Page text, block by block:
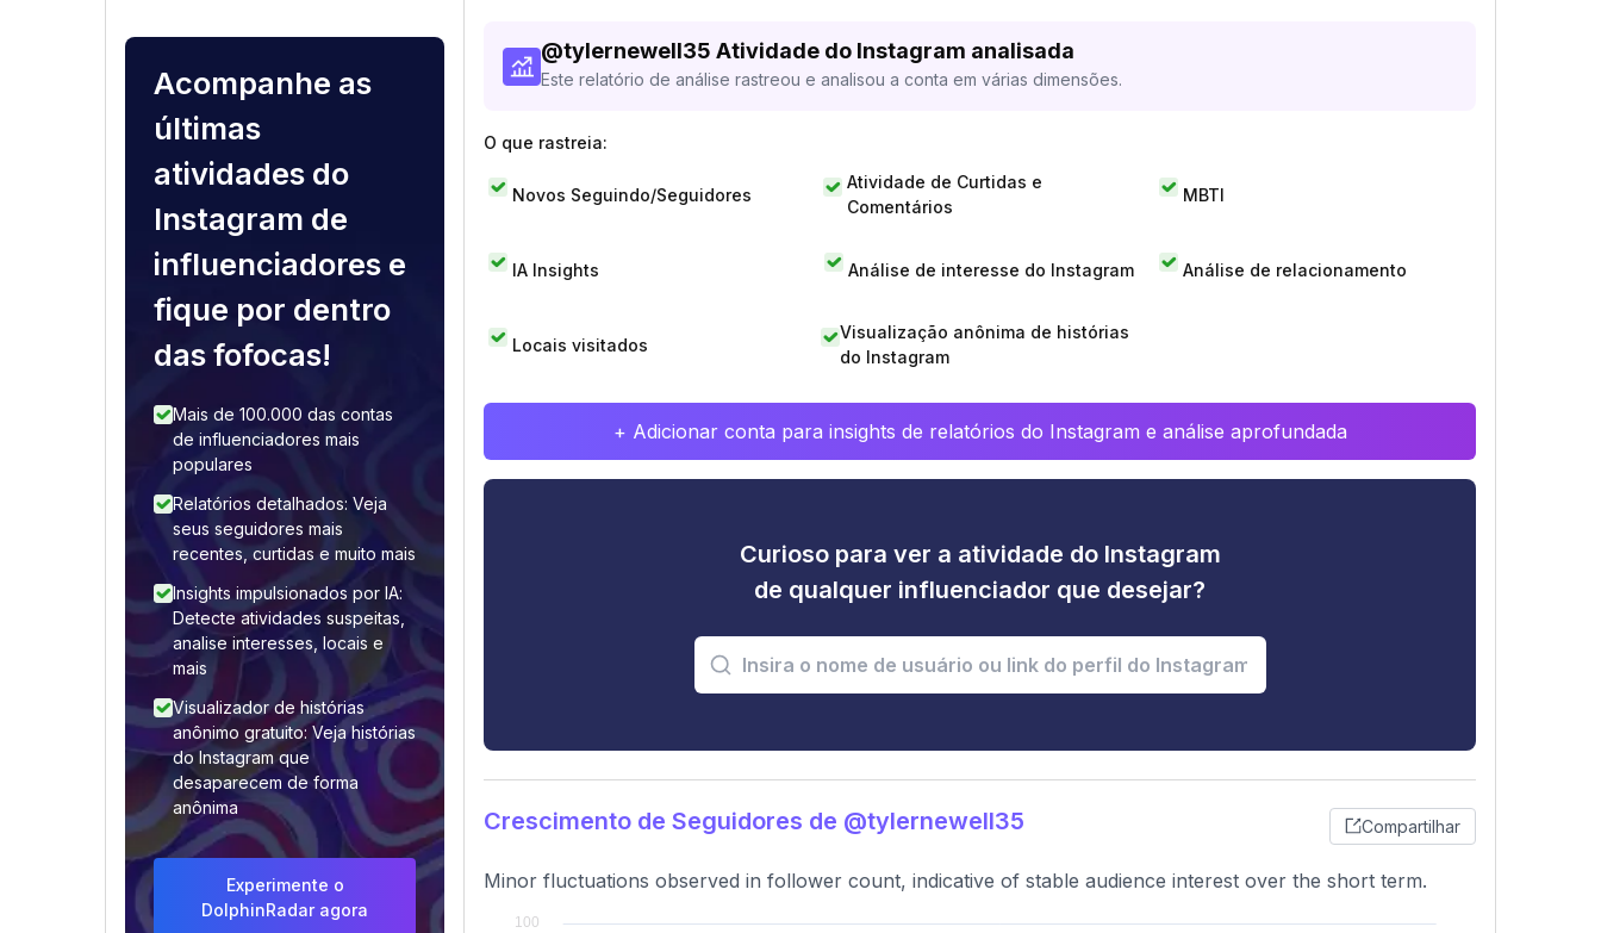
Acompanhe as
últimas
atividades do
Instagram de
influenciadores e
fique por dentro
das fofocas!
Mais de 100.000 das contas
de influenciadores mais
populares
Relatórios detalhados: Veja
seus seguidores mais
recentes, curtidas e muito mais
Insights impulsionados por IA:
Detecte atividades suspeitas,
analise interesses, locais e
mais
Visualizador de histórias
anônimo gratuito: Veja histórias
do Instagram que
desaparecem de forma
anônima
Experimente o
DolphinRadar agora
@tylernewell35 Atividade do Instagram analisada
Este relatório de análise rastreou e analisou a conta em várias dimensões.
O que rastreia:
Novos Seguindo/Seguidores
Atividade de Curtidas e
Comentários
MBTI
IA Insights Análise de interesse do Instagram Análise de relacionamento
Locais visitados
Visualização anônima de histórias
do Instagram
+ Adicionar conta para insights de relatórios do Instagram e análise aprofundada
Curioso para ver a atividade do Instagram
de qualquer influenciador que desejar?
Crescimento de Seguidores de @tylernewell35 Compartilhar
Minor fluctuations observed in follower count, indicative of stable audience interest over the short term.